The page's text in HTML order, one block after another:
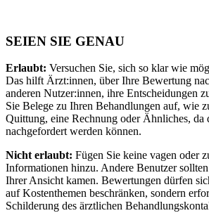
SEIEN SIE GENAU
Erlaubt: Versuchen Sie, sich so klar wie
Das hilft Ärzt:innen, über Ihre Bewertung
anderen Nutzer:innen, ihre Entscheidungen
Sie Belege zu Ihren Behandlungen auf, wie
Quittung, eine Rechnung oder Ähnliches, da
nachgefordert werden können.
Nicht erlaubt: Fügen Sie keine vagen oder
Informationen hinzu. Andere Benutzer
Ihrer Ansicht kamen. Bewertungen dürfen
auf Kostenthemen beschränken, sondern
Schilderung des ärztlichen